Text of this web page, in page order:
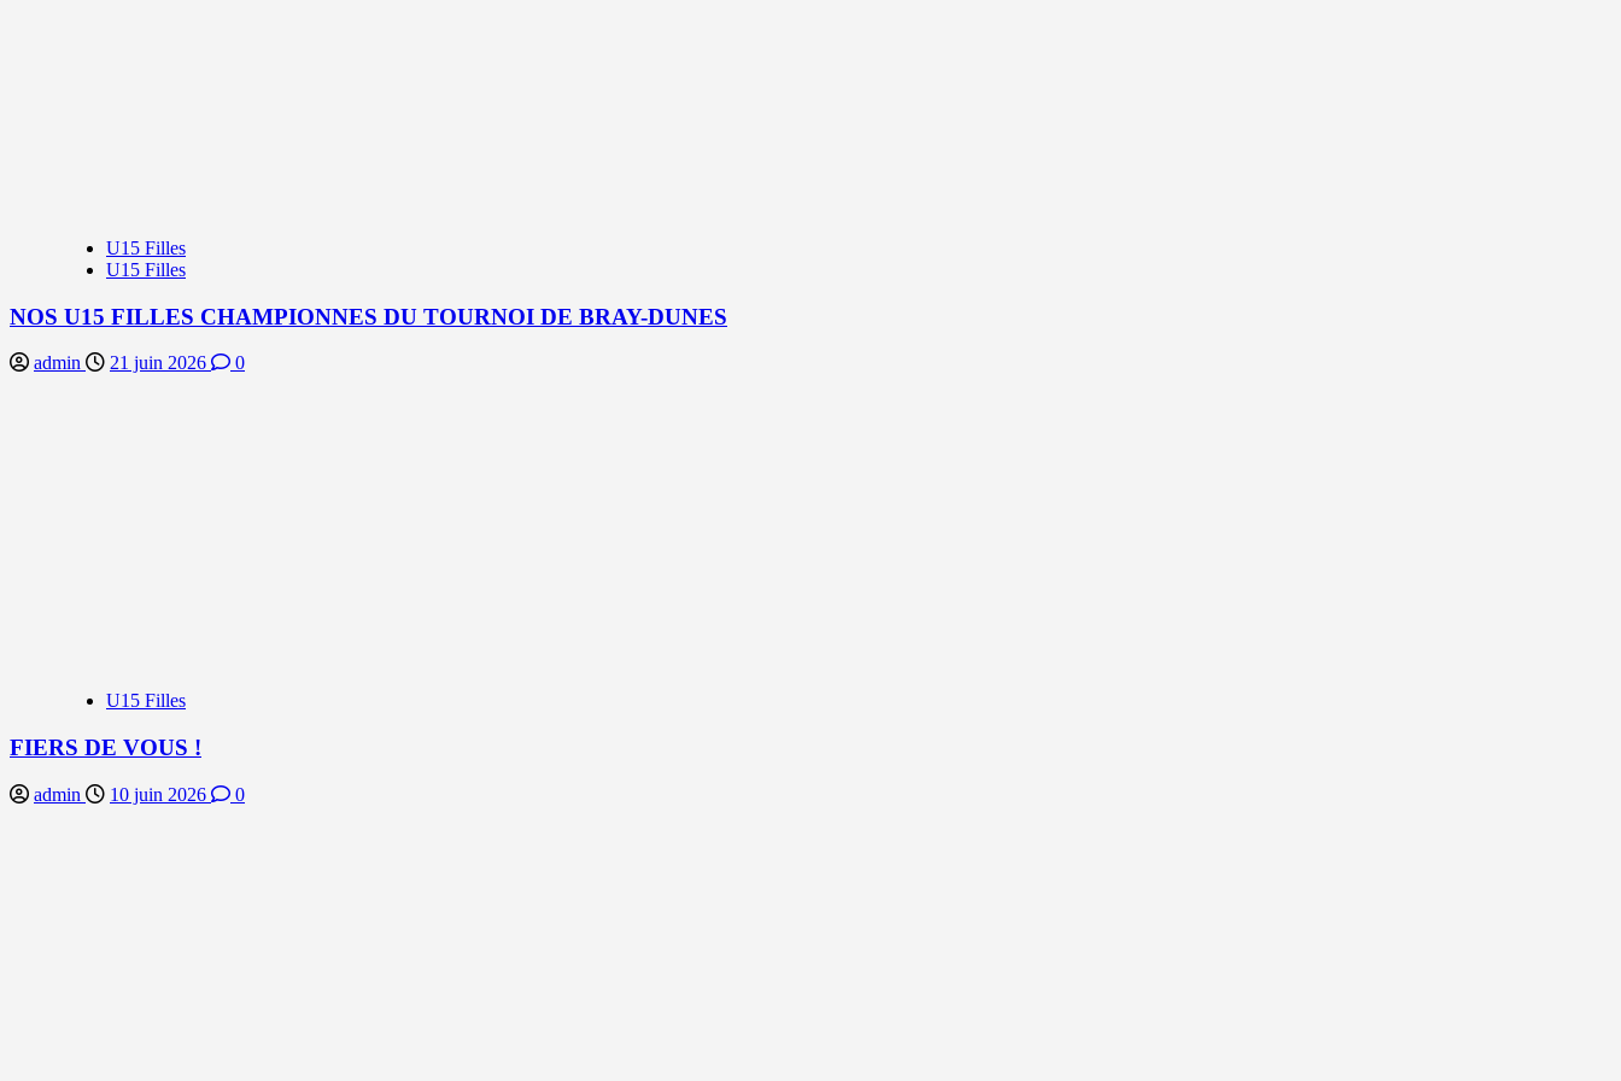
U15 Filles
U15 Filles
NOS U15 FILLES CHAMPIONNES DU TOURNOI DE BRAY-DUNES
admin 21 juin 2026 0
U15 Filles
FIERS DE VOUS !
admin 10 juin 2026 0